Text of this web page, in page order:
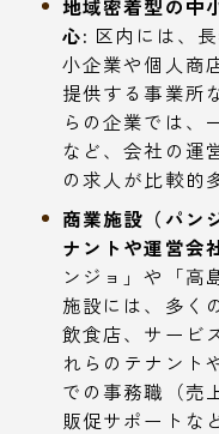
地域密着型の中
心: 区内には、
小企業や個人商
提供する事業所
らの企業では、
など、会社の運
の求人が比較的
商業施設（パン
ナントや運営会
ンジョ」や「高
施設には、多く
飲食店、サービ
れらのテナント
での事務職（売
販促サポートな